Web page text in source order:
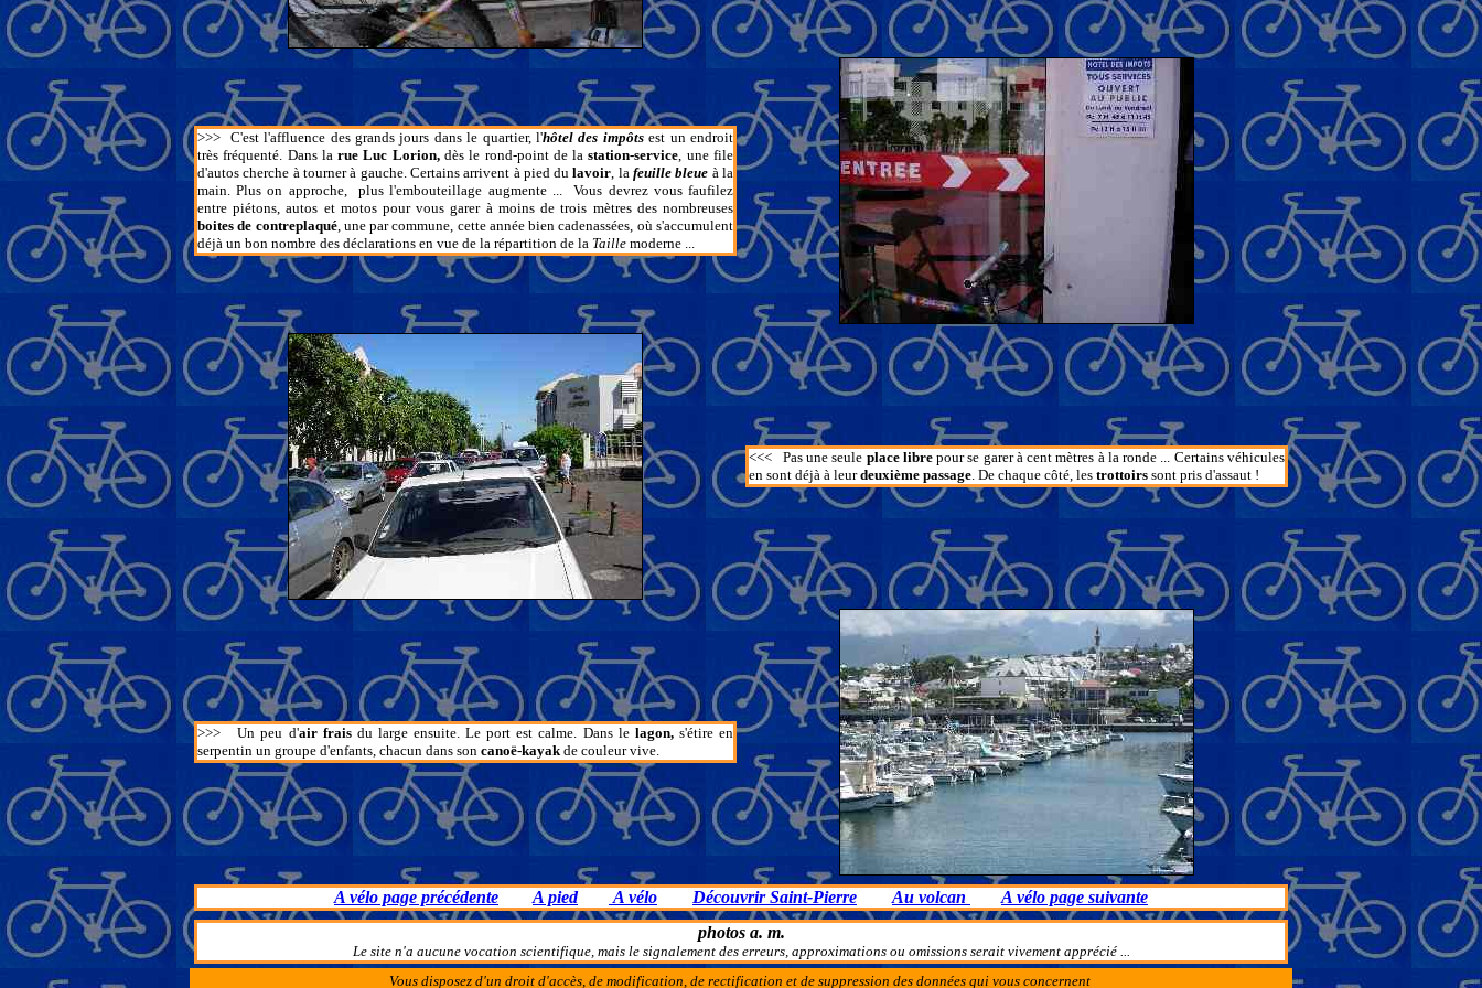
>>> C'est l'affluence des grands jours dans le quartier, l'hôtel des impôtsest un endroit
très fréquenté. Dans larue Luc Lorion,dès le rond-point de lastation-service, une file
d'autos cherche à tourner à gauche. Certains arrivent à pied dulavoir, lafeuille bleue à la
main. Plus on approche, plus l'embouteillage augmente ... Vous devrez vous faufilez
entre piétons, autos et motos pour vous garer à moins de trois mètres des nombreuses
boites de contreplaqué, une par commune, cette année bien cadenassées, où s'accumulent
déjà un bon nombre des déclarations en vue de la répartition de la Taille moderne ...
<<< Pas une seule place librepour se garer à cent mètres à la ronde ... Certains véhicules
en sont déjà à leurdeuxième passage. De chaque côté, les trottoirs sont pris d'assaut !
>>>Un peu d'air fraisdu large ensuite. Le port est calme. Dans lelagon,s'étire en
serpentin un groupe d'enfants, chacun dans son canoë-kayakde couleur vive.
A vélo page précédente A pied A vélo Découvrir Saint-Pierre Au volcan
A vélo page suivante
photos a. m.
Le site n'a aucune vocation scientifique, mais le signalement des erreurs, approximations ou omissions serait vivement apprécié ...
Vous disposez d'un droit d'accès, de modification, de rectification et de suppression des données qui vous concernent